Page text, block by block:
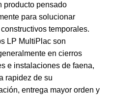
producto pensado
para solucionar
temporales.
LP MultiPlac son
en cierros
e instalaciones de faena,
rapidez de su
entrega mayor orden y